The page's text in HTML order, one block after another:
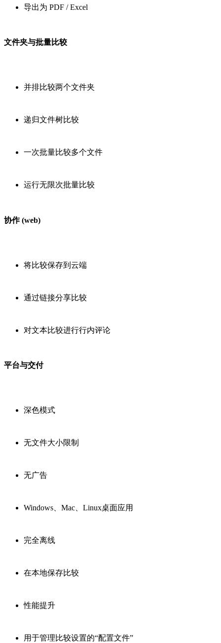
导出为 PDF / Excel
文件夹与批量比较
并排比较两个文件夹
递归文件树比较
一次批量比较多个文件
运行无限次批量比较
协作 (web)
将比较保存到云端
通过链接分享比较
对文本比较进行行内评论
平台与交付
深色模式
无文件大小限制
无广告
Windows、Mac、Linux桌面应用
完全离线
在本地保存比较
性能提升
用于管理比较设置的“配置文件”